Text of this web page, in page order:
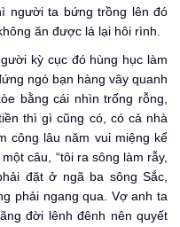
người ta bứng trồng lên đó
ăn được lá lại hôi rình.
kỳ cục đó hùng hục làm
ngó bạn hàng vây quanh
bằng cái nhìn trống rỗng,
thì gì cũng có, có cả nhà
công lâu năm vui miệng kể
câu, “tôi ra sông làm rẫy,
đặt ở ngã ba sông Sắc,
phải ngang qua. Vợ anh ta
đời lênh đênh nên quyết